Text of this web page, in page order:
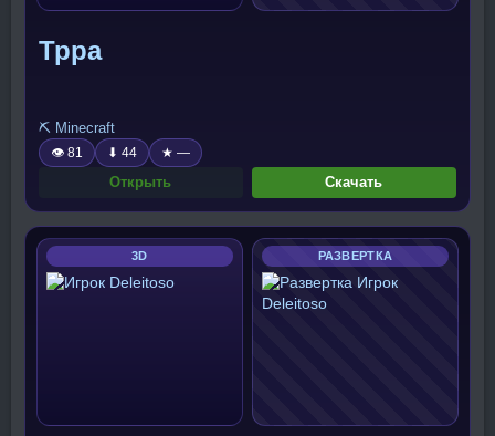
Трра
⛏️ Minecraft
👁 81 ⬇ 44 ★ —
Открыть Скачать
3D РАЗВЕРТКА